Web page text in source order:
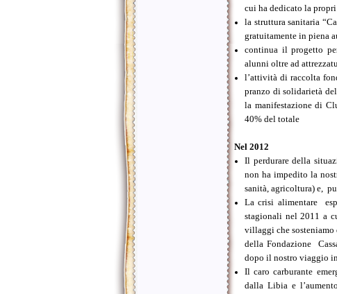
cui ha dedicato la
la struttura sanitaria
gratuitamente in piena
continua il progetto
alunni oltre ad
l’attività di raccolta
pranzo di solidarietà
la manifestazione di
40% del totale
Nel 2012
Il perdurare della
non ha impedito la
sanità, agricoltura) e,
La crisi alimentare
stagionali nel 2011 a
villaggi che sosteniamo
della Fondazione
dopo il nostro viaggio
Il caro carburante
dalla Libia e